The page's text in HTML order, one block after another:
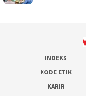
INDEKS
KODE ETIK
KARIR